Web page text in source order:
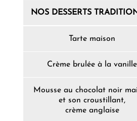
NOS DESSERTS
Tarte maison
Crème brulée à la vanille
Mousse au chocolat noir
et son croustillant,
crème anglaise